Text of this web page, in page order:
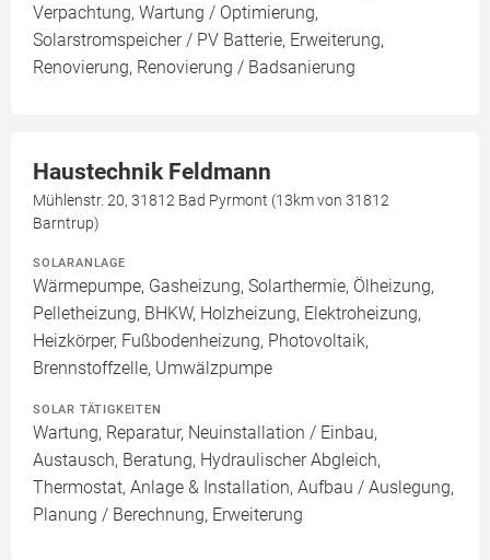
Verpachtung, Wartung / Optimierung,
Solarstromspeicher / PV Batterie, Erweiterung,
Renovierung, Renovierung / Badsanierung
Haustechnik Feldmann
Mühlenstr. 20, 31812 Bad Pyrmont (13km von 31812
Barntrup)
SOLARANLAGE
Wärmepumpe, Gasheizung, Solarthermie, Ölheizung,
Pelletheizung, BHKW, Holzheizung, Elektroheizung,
Heizkörper, Fußbodenheizung, Photovoltaik,
Brennstoffzelle, Umwälzpumpe
SOLAR TÄTIGKEITEN
Wartung, Reparatur, Neuinstallation / Einbau,
Austausch, Beratung, Hydraulischer Abgleich,
Thermostat, Anlage & Installation, Aufbau / Auslegung,
Planung / Berechnung, Erweiterung